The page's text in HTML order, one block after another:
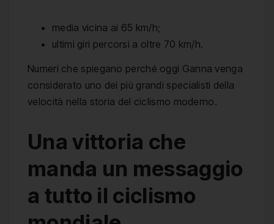
media vicina ai 65 km/h;
ultimi giri percorsi a oltre 70 km/h.
Numeri che spiegano perché oggi Ganna venga
considerato uno dei più grandi specialisti della
velocità nella storia del ciclismo moderno.
Una vittoria che
manda un messaggio
a tutto il ciclismo